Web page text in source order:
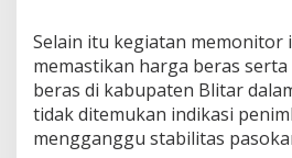
t
o
r
i
n
g
Selain itu kegiatan
memastikan harga beras
beras di kabupaten Blitar
tidak ditemukan indikasi
mengganggu stabilitas